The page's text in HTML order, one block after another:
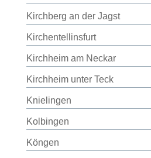
Kirchberg an der Jagst
Kirchentellinsfurt
Kirchheim am Neckar
Kirchheim unter Teck
Knielingen
Kolbingen
Köngen